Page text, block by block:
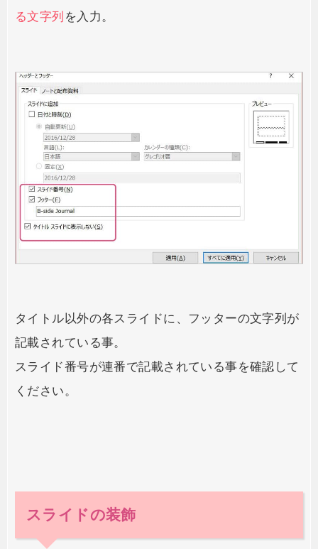
る文字列 を入力。
タイトル以外の各スライドに、フッターの文字列が
記載されている事。
スライド番号が連番で記載されている事を確認して
ください。
スライドの装飾